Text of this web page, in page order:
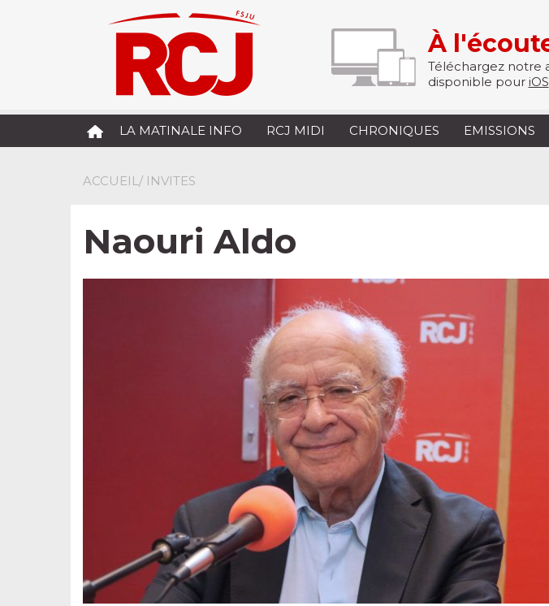
À
Téléchargez notre
disponible pour iOS
LA MATINALE INFO RCJ MIDI CHRONIQUES EMISSIONS
ACCUEIL/ INVITES
Naouri Aldo